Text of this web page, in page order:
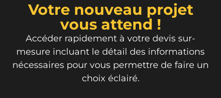
Votre nouveau projet
vous attend !
Accéder rapidement à votre devis sur-
mesure incluant le détail des informations
nécessaires pour vous permettre de faire un
choix éclairé.